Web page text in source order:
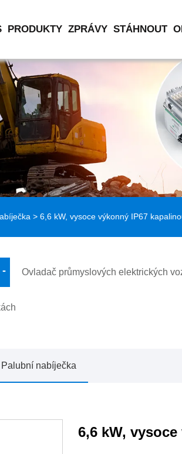
PRODUKTY ZPRÁVY STÁHNOUT
> 6,6 kW, vysoce výkonný IP67
Ovladač průmyslových elektrických
Palubní nabíječka
6,6 kW,